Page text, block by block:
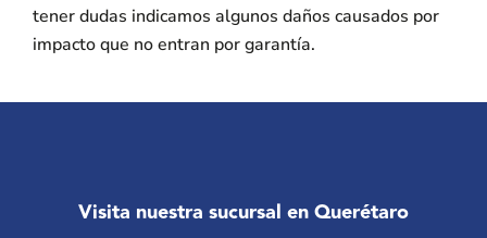
tener dudas indicamos algunos daños causados por
impacto que no entran por garantía.
Visita nuestra sucursal en Querétaro